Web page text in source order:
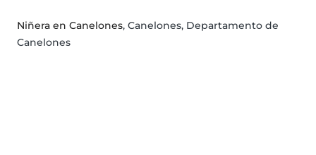
Niñera en Canelones, Canelones, Departamento de
Canelones